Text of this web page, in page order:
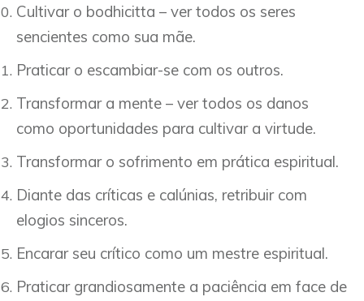
Cultivar o bodhicitta – ver todos os seres
sencientes como sua mãe.
Praticar o escambiar-se com os outros.
Transformar a mente – ver todos os danos
como oportunidades para cultivar a virtude.
Transformar o sofrimento em prática espiritual.
Diante das críticas e calúnias, retribuir com
elogios sinceros.
Encarar seu crítico como um mestre espiritual.
Praticar grandiosamente a paciência em face de